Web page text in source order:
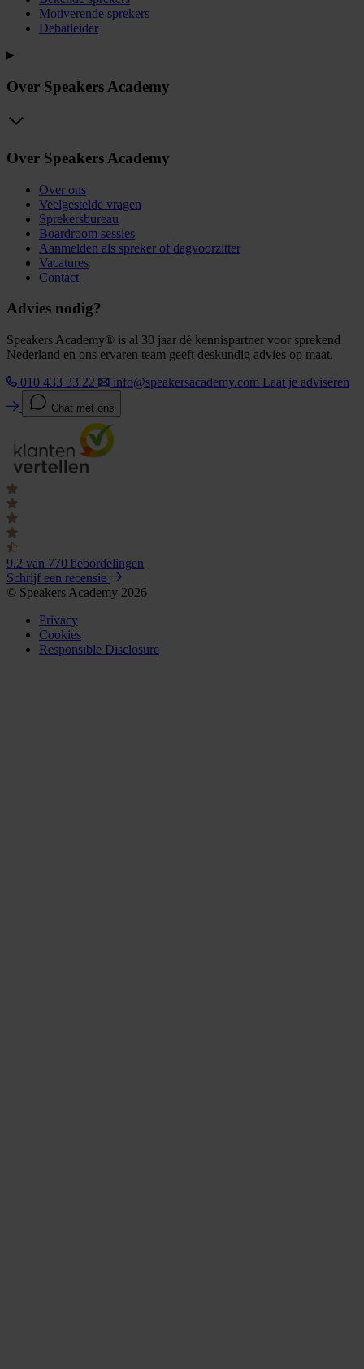
Motiverende sprekers
Debatleider
Over Speakers Academy
Over Speakers Academy
Over ons
Veelgestelde vragen
Sprekersbureau
Boardroom sessies
Aanmelden als spreker of dagvoorzitter
Vacatures
Contact
Advies nodig?
Speakers Academy® is al 30 jaar dé kennispartner voor sprekend
Nederland en ons ervaren team geeft deskundig advies op maat.
010 433 33 22
info@speakersacademy.com Laat je adviseren
Chat met ons
9.2 van 770 beoordelingen
Schrijf een recensie
© Speakers Academy 2026
Privacy
Cookies
Responsible Disclosure